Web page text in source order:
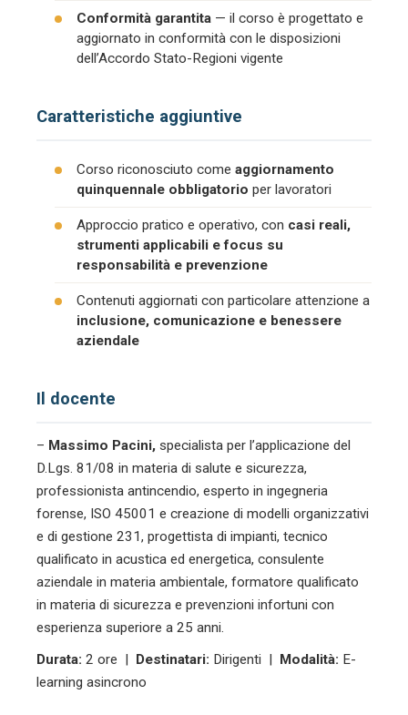
Conformità garantita — il corso è progettato e
aggiornato in conformità con le disposizioni
dell’Accordo Stato-Regioni vigente
Caratteristiche aggiuntive
Corso riconosciuto come aggiornamento
quinquennale obbligatorio per lavoratori
Approccio pratico e operativo, con casi reali,
strumenti applicabili e focus su
responsabilità e prevenzione
Contenuti aggiornati con particolare attenzione a
inclusione, comunicazione e benessere
aziendale
Il docente
– Massimo Pacini, specialista per l’applicazione del
D.Lgs. 81/08 in materia di salute e sicurezza,
professionista antincendio, esperto in ingegneria
forense, ISO 45001 e creazione di modelli organizzativi
e di gestione 231, progettista di impianti, tecnico
qualificato in acustica ed energetica, consulente
aziendale in materia ambientale, formatore qualificato
in materia di sicurezza e prevenzioni infortuni con
esperienza superiore a 25 anni.
Durata: 2 ore | Destinatari: Dirigenti | Modalità: E-
learning asincrono